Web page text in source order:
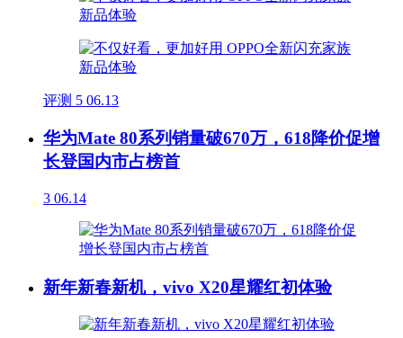
评测 5 06.13
华为Mate 80系列销量破670万，618降价促增
长登国内市占榜首
3 06.14
新年新春新机，vivo X20星耀红初体验